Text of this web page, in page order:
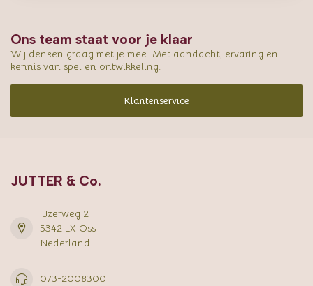
Ons team staat voor je klaar
Wij denken graag met je mee. Met aandacht, ervaring en
kennis van spel en ontwikkeling.
Klantenservice
JUTTER & Co.
IJzerweg 2
5342 LX Oss
Nederland
073-2008300